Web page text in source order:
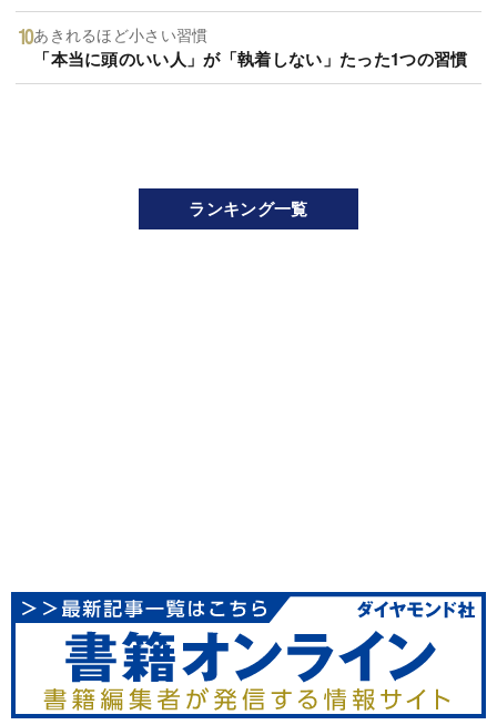
あきれるほど小さい習慣
「本当に頭のいい人」が「執着しない」たった1つの習慣
ランキング一覧